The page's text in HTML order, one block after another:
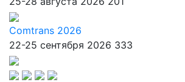
Comtrans 2026
22-25 сентября 2026 333